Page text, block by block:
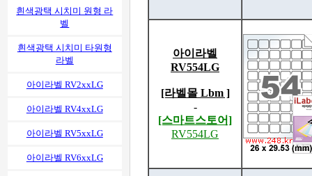
흰색광택 시치미 원형 라
벨
흰색광택 시치미 타원형
라벨
아이라벨 RV2xxLG
아이라벨 RV4xxLG
아이라벨 RV5xxLG
아이라벨 RV6xxLG
아이라벨
RV554LG
[라벨몰 Lbm ]
-
[스마트스토어]
RV554LG